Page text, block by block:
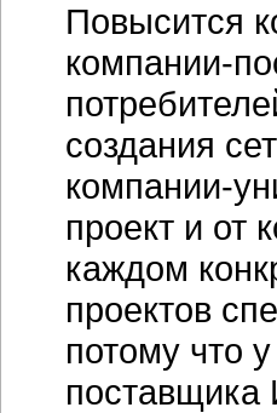
Повысится
компании-
создания
компании-
проект и от
каждом
проектов
потому что